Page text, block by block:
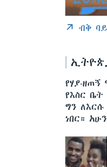
ብቅ
የሃያ-
የእስር
ግን
ነበር።